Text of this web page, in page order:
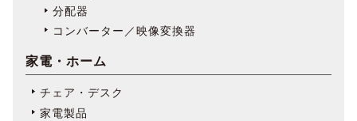
分配器
コンバーター／映像変換器
家電・ホーム
チェア・デスク
家電製品